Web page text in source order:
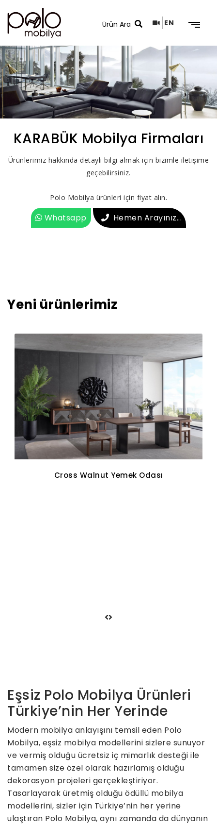
EN
KARABÜK Mobilya Firmaları
Ürünlerimiz hakkında detaylı bilgi almak için bizimle iletişime
geçebilirsiniz.
Polo Mobilya ürünleri için fiyat alın.
Whatsapp Hemen Arayınız...
Yeni ürünlerimiz
Cross Walnut Yemek Odası
Eşsiz Polo Mobilya Ürünleri
Türkiye’nin Her Yerinde
Modern mobilya anlayışını temsil eden Polo
Mobilya, eşsiz mobilya modellerini sizlere sunuyor
ve vermiş olduğu ücretsiz iç mimarlık desteği ile
tamamen size özel olarak hazırlamış olduğu
dekorasyon projeleri gerçekleştiriyor.
Tasarlayarak üretmiş olduğu ödüllü mobilya
modellerini, sizler için Türkiye’nin her yerine
ulaştıran Polo Mobilya, aynı zamanda da dünyanın
Arama Sonuçları